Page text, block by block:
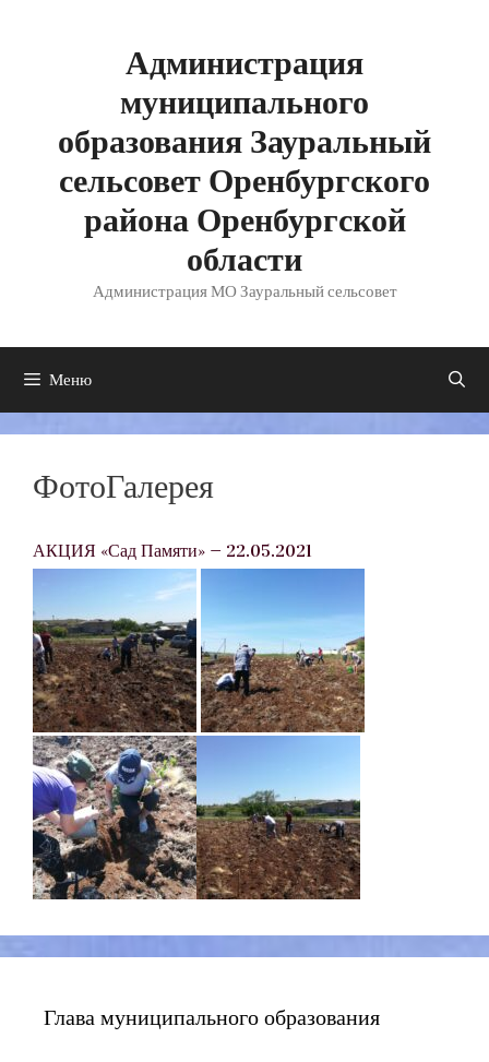
Администрация
муниципального
образования Зауральный
сельсовет Оренбургского
района Оренбургской
области
Администрация МО Зауральный сельсовет
Меню
ФотоГалерея
АКЦИЯ «Сад Памяти» — 22.05.2021
Глава муниципального образования